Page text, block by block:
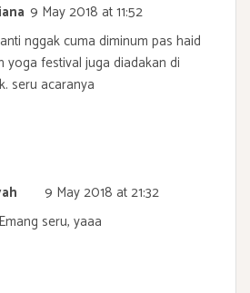
9 May 2018 at 11:52
nggak cuma diminum pas haid
yoga festival juga diadakan di
seru acaranya
9 May 2018 at 21:32
seru, yaaa